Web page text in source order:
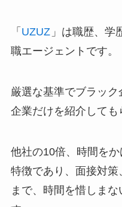
「 UZUZ 」は職歴、学
職エージェントです。
厳選な基準でブラッ
企業だけを紹介しても
他社の10倍、時間を
特徴であり、面接対
まで、時間を惜しま